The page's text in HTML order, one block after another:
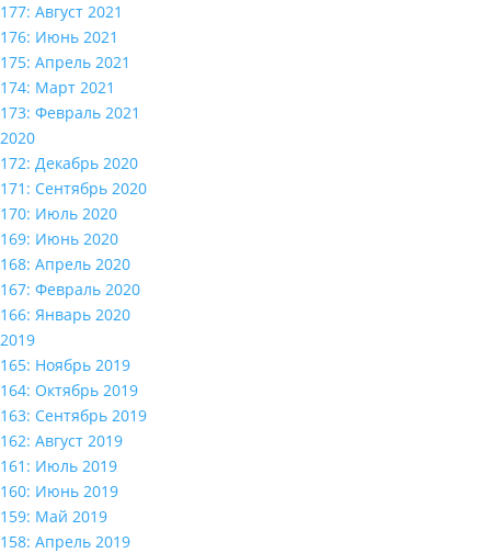
177: Август 2021
176: Июнь 2021
175: Апрель 2021
174: Март 2021
173: Февраль 2021
2020
172: Декабрь 2020
171: Сентябрь 2020
170: Июль 2020
169: Июнь 2020
168: Апрель 2020
167: Февраль 2020
166: Январь 2020
2019
165: Ноябрь 2019
164: Октябрь 2019
163: Сентябрь 2019
162: Август 2019
161: Июль 2019
160: Июнь 2019
159: Май 2019
158: Апрель 2019